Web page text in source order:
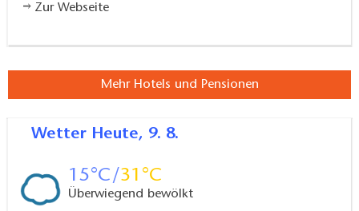
Zur Webseite
Mehr Hotels und Pensionen
Wetter Heute, 9. 8.
15 31
Überwiegend bewölkt